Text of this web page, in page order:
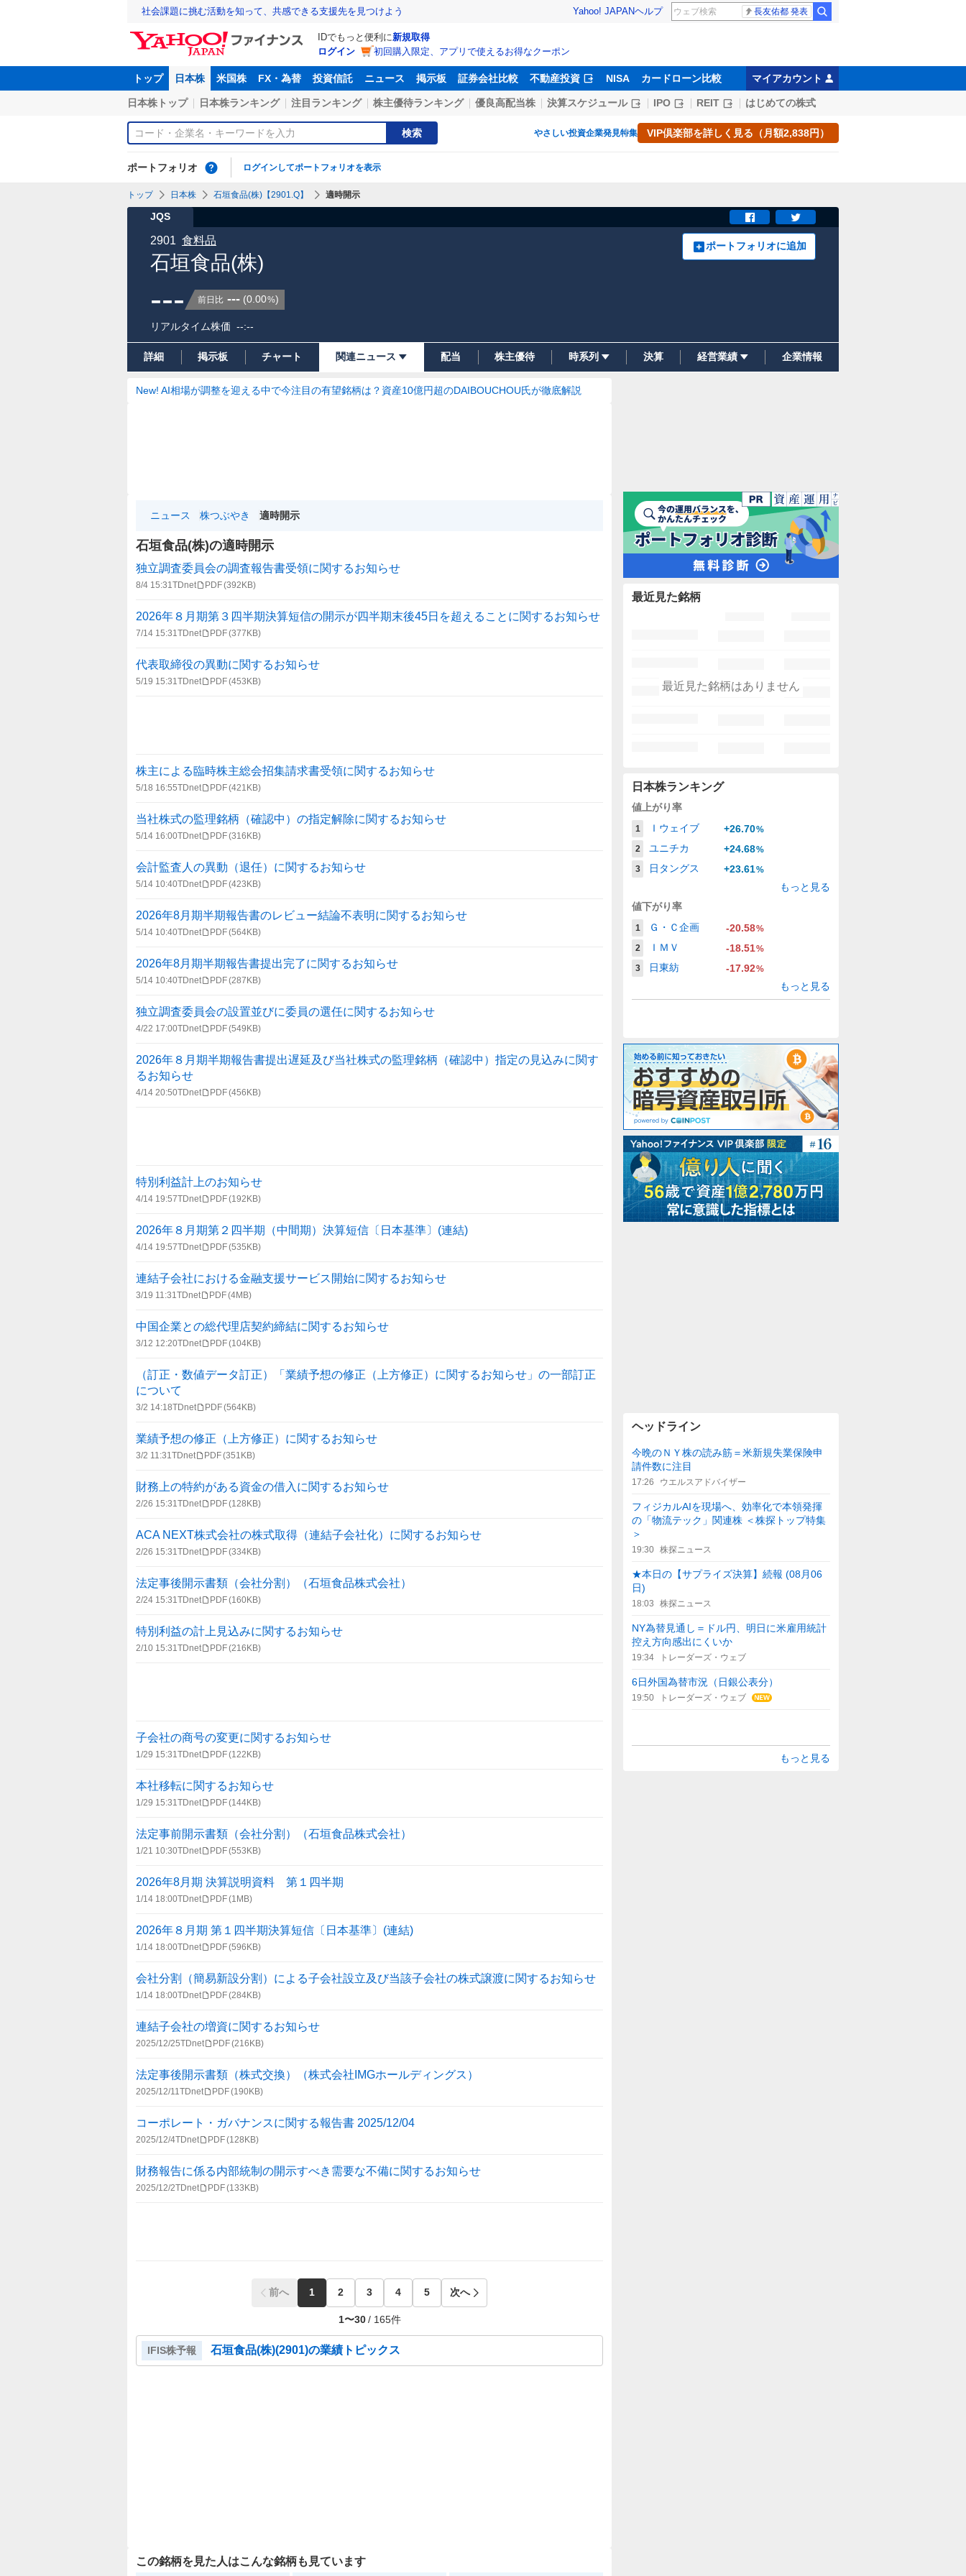
社会課題に挑む活動を知って、共感できる支援先を見つけよう Yahoo! JAPANヘルプ 長友佑都 発表
IDでもっと便利に新規取得
ログイン
初回購入限定、アプリで使えるお得なクーポン
トップ 日本株 米国株 FX・為替 投資信託 ニュース 掲示板 証券会社比較 不動産投資 NISA カードローン比較 マイアカウント
日本株トップ 日本株ランキング 注目ランキング 株主優待ランキング 優良高配当株 決算スケジュール IPO REIT はじめての株式
検索 やさしい投資企業発見特集 VIP倶楽部を詳しく見る（月額2,838円）
ポートフォリオ ログインしてポートフォリオを表示
トップ 日本株 石垣食品(株)【2901.Q】 適時開示
JQS
石垣食品(株)
2901 食料品 ポートフォリオに追加
--- 前日比 --- (0.00%)
リアルタイム株価 --:--
詳細 掲示板 チャート 関連ニュース 配当 株主優待 時系列 決算 経営業績 企業情報
New! AI相場が調整を迎える中で今注目の有望銘柄は？資産10億円超のDAIBOUCHOU氏が徹底解説
ニュース 株つぶやき 適時開示
石垣食品(株)の適時開示
適
時
示
情
一
覧
独立調査委員会の調査報告書受領に関するお知らせ
8/4 15:31 TDnet PDF(392KB)
2026年８月期第３四半期決算短信の開示が四半期末後45日を超えることに関するお知らせ
7/14 15:31 TDnet PDF(377KB)
代表取締役の異動に関するお知らせ
5/19 15:31 TDnet PDF(453KB)
株主による臨時株主総会招集請求書受領に関するお知らせ
5/18 16:55TDnet PDF(421KB)
当社株式の監理銘柄（確認中）の指定解除に関するお知らせ
5/14 16:00TDnet PDF(316KB)
会計監査人の異動（退任）に関するお知らせ
5/14 10:40TDnet PDF(423KB)
2026年8月期半期報告書のレビュー結論不表明に関するお知らせ
5/14 10:40TDnet PDF(564KB)
2026年8月期半期報告書提出完了に関するお知らせ
5/14 10:40TDnet PDF(287KB)
独立調査委員会の設置並びに委員の選任に関するお知らせ
4/22 17:00TDnet PDF(549KB)
2026年８月期半期報告書提出遅延及び当社株式の監理銘柄（確認中）指定の見込みに関す
るお知らせ
4/14 20:50TDnet PDF(456KB)
特別利益計上のお知らせ
4/14 19:57TDnet PDF(192KB)
2026年８月期第２四半期（中間期）決算短信〔日本基準〕(連結)
4/14 19:57TDnet PDF(535KB)
連結子会社における金融支援サービス開始に関するお知らせ
3/19 11:31 TDnet PDF(4MB)
中国企業との総代理店契約締結に関するお知らせ
3/12 12:20TDnet PDF(104KB)
（訂正・数値データ訂正）「業績予想の修正（上方修正）に関するお知らせ」の一部訂正
について
3/2 14:18TDnet PDF(564KB)
業績予想の修正（上方修正）に関するお知らせ
3/2 11:31 TDnet PDF(351KB)
財務上の特約がある資金の借入に関するお知らせ
2/26 15:31 TDnet PDF(128KB)
ACA NEXT株式会社の株式取得（連結子会社化）に関するお知らせ
2/26 15:31 TDnet PDF(334KB)
法定事後開示書類（会社分割）（石垣食品株式会社）
2/24 15:31 TDnet PDF(160KB)
特別利益の計上見込みに関するお知らせ
2/10 15:31 TDnet PDF(216KB)
子会社の商号の変更に関するお知らせ
1/29 15:31 TDnet PDF(122KB)
本社移転に関するお知らせ
1/29 15:31 TDnet PDF(144KB)
法定事前開示書類（会社分割）（石垣食品株式会社）
1/21 10:30TDnet PDF(553KB)
2026年8月期 決算説明資料 第１四半期
1/14 18:00TDnet PDF(1MB)
2026年８月期 第１四半期決算短信〔日本基準〕(連結)
1/14 18:00TDnet PDF(596KB)
会社分割（簡易新設分割）による子会社設立及び当該子会社の株式譲渡に関するお知らせ
1/14 18:00TDnet PDF(284KB)
連結子会社の増資に関するお知らせ
2025/12/25TDnet PDF(216KB)
法定事後開示書類（株式交換）（株式会社IMGホールディングス）
2025/12/11 TDnet PDF(190KB)
コーポレート・ガバナンスに関する報告書 2025/12/04
2025/12/4TDnet PDF(128KB)
財務報告に係る内部統制の開示すべき需要な不備に関するお知らせ
2025/12/2TDnet PDF(133KB)
前へ 1 2 3 4 5 次へ
1〜30 / 165件
IFIS株予報 石垣食品(株)(2901)の業績トピックス
この銘柄を見た人はこんな銘柄も見ています
最近見た銘柄
最近見た銘柄はありません
日本株ランキング
値上がり率
1 Ｉウェイブ +26.70%
2
ユニチカ +24.68%
3
日タングス +23.61%
もっと見る
値下がり率
1 Ｇ・Ｃ企画 -20.58%
2
ＩＭＶ -18.51%
3
日東紡 -17.92%
もっと見る
ヘッドライン
今晩のＮＹ株の読み筋＝米新規失業保険申
請件数に注目
17:26 ウエルスアドバイザー
フィジカルAIを現場へ、効率化で本領発揮
の「物流テック」関連株 ＜株探トップ特集
＞
19:30 株探ニュース
★本日の【サプライズ決算】続報 (08月06
日)
18:03 株探ニュース
NY為替見通し＝ドル円、明日に米雇用統計
控え方向感出にくいか
19:34 トレーダーズ・ウェブ
6日外国為替市況（日銀公表分）
19:50 トレーダーズ・ウェブ
もっと見る